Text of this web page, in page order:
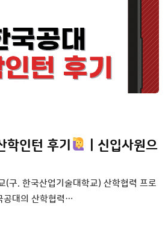
학인턴 후기
| 신입사원으
(구. 한국산업기술대학교) 산학협력 프로
대의 산학협력…